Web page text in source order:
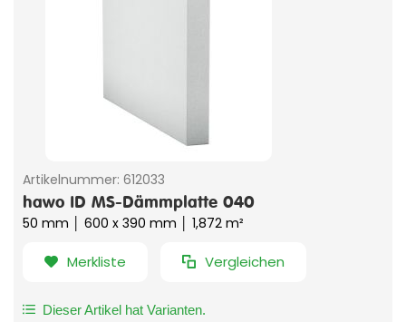
Artikelnummer: 612033
hawo ID MS-Dämmplatte 040
50 mm │ 600 x 390 mm │ 1,872 m²
Merkliste Vergleichen
Dieser Artikel hat Varianten.